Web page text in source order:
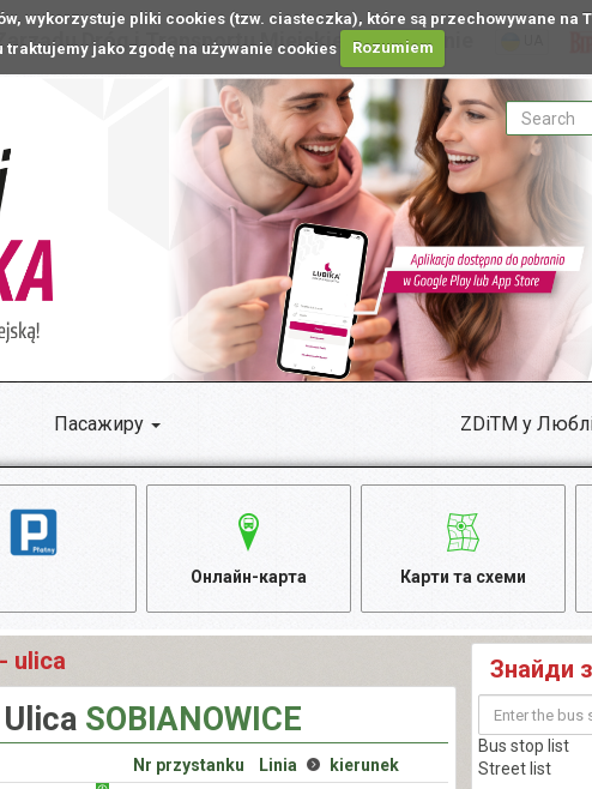
wykorzystuje pliki cookies (tzw. ciasteczka), które są przechowywane na
jako zgodę na używanie cookies
Rozumiem
Dróg i Transportu Miejskiego w Lublinie
Пасажиру ZDiTM у
Онлайн-карта Карти та схеми
ulica
SOBIANOWICE
Nr przystanku Linia kierunek
Знайди
Bus stop list
Street list